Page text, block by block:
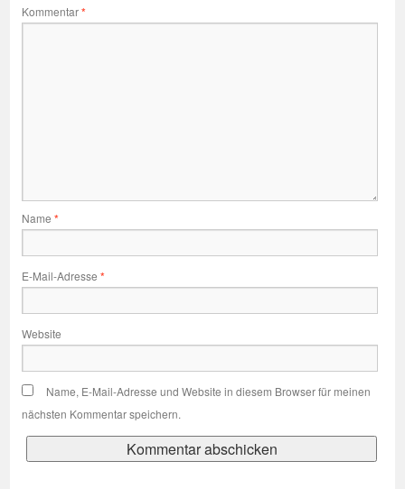
Kommentar*
Name *
E-Mail-Adresse *
Website
Name, E-Mail-Adresse und Website in diesem Browser für meinen
nächsten Kommentar speichern.